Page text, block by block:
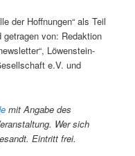
der Hoffnungen“ als Teil
getragen von: Redaktion
Löwenstein-
e.V. und
mit Angabe des
Wer sich
Eintritt frei.